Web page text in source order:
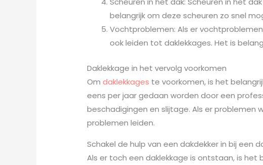
belangrijk om deze scheuren zo snel
Vochtproblemen: Als er
ook leiden tot daklekkages. Het is
Daklekkage in het vervolg voorkomen
Omdaklekkages te voorkomen, is het
eens per jaar gedaan worden door een
beschadigingen en slijtage. Als er
problemen leiden.
Schakel de hulp van een dakdekker in bij een
Als er toch een daklekkage is ontstaan, is